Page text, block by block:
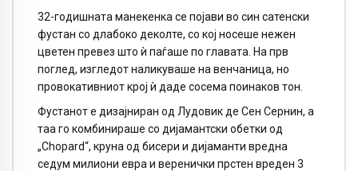
32-годишната манекенка се појави во син сатенски
фустан со длабоко деколте, со кој носеше нежен
цветен превез што ѝ паѓаше по главата. На прв
поглед, изгледот наликуваше на венчаница, но
провокативниот крој ѝ даде сосема поинаков тон.
Фустанот е дизајниран од Лудовик де Сен Сернин, а
таа го комбинираше со дијамантски обетки од
„Chopard“, круна од бисери и дијаманти вредна
седум милиони евра и веренички прстен вреден 3